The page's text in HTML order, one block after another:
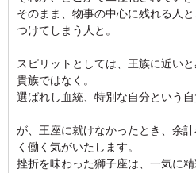
そのまま、物事の中心に残れる人
つけてしまう人と。
スピリットとしては、王族に近いと
貴族ではなく。
選ばれし血統、特別な自分という自
が、王座に就けなかったとき、余
く働く気がいたします。
挫折を味わった獅子座は、一気に精